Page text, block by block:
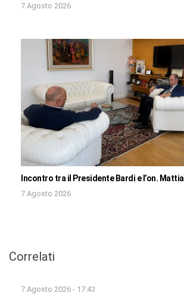
7 Agosto 2026
Incontro tra il Presidente Bardi e l’on. Mattia
7 Agosto 2026
Correlati
7 Agosto 2026 - 17:43